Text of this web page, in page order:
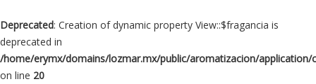
Deprecated: Creation of dynamic property View::$fragancia is
deprecated in
/home/erymx/domains/lozmar.mx/public/aromatizacion/application/
on line 20